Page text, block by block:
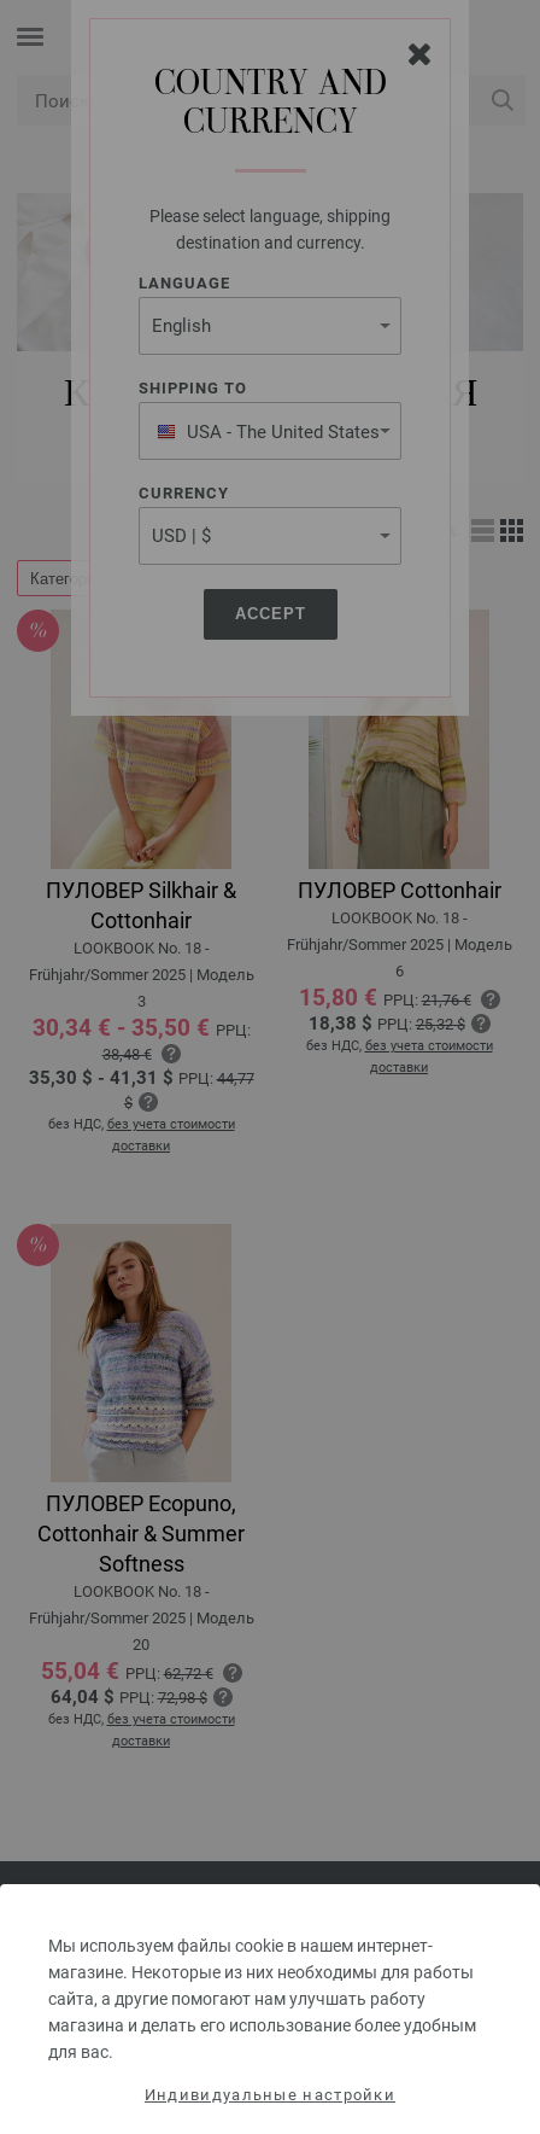
COUNTRY AND
CURRENCY
Please select language, shipping
destination and currency.
LANGUAGE
SHIPPING TO
USA - The United States
of America
CURRENCY
ACCEPT
Мы используем файлы cookie в нашем интернет-
магазине. Некоторые из них необходимы для работы
сайта, а другие помогают нам улучшать работу
магазина и делать его использование более удобным
для вас.
Индивидуальные настройки
КУПИТЬ НАБОРЫ ДЛЯ
ВЯЗАНИЯ FILATI
Категории
ПУЛОВЕР Silkhair &
Cottonhair
LOOKBOOK No. 18 -
Frühjahr/Sommer 2025 | Модель
3
30,34 € - 35,50 € РРЦ:
38,48 €
35,30 $ - 41,31 $ РРЦ:44,77
$
без НДС, без учета стоимости
доставки
ПУЛОВЕР Cottonhair
LOOKBOOK No. 18 -
Frühjahr/Sommer 2025 | Модель
6
15,80 € РРЦ:21,76 €
18,38 $ РРЦ:25,32 $
без НДС, без учета стоимости
доставки
ПУЛОВЕР Ecopuno,
Cottonhair & Summer
Softness
LOOKBOOK No. 18 -
Frühjahr/Sommer 2025 | Модель
20
55,04 € РРЦ:62,72 €
64,04 $ РРЦ:72,98 $
без НДС, без учета стоимости
доставки
ИНТЕРНЕТ-МАГАЗИН FILATI —
ПРЯЖА И ШЕРСТЬ LANA
GROSSA
ПОДПИШИТЕСЬ НА НОВОСТНУЮ РАССЫЛКУ FILATI И